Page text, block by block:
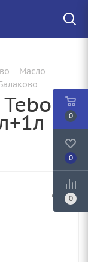
- Масло
в 0
0
0